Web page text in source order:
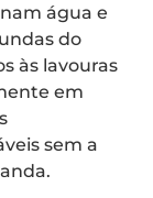
água e
do
às lavouras
em
sem a